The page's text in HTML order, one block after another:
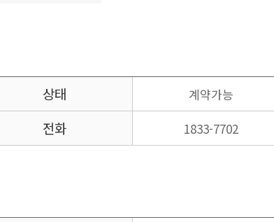
상태 계약가능
전화 1833-7702